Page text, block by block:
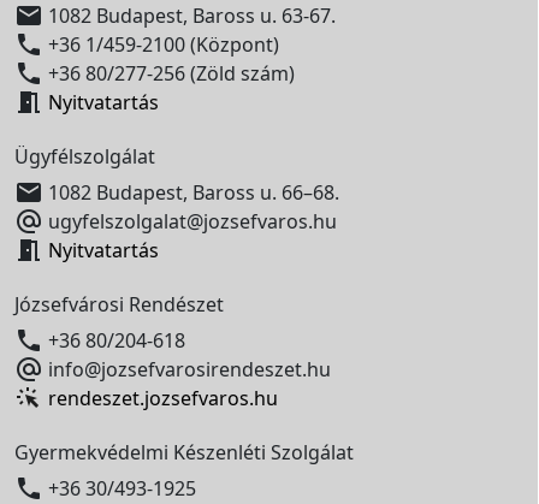
 1082 Budapest, Baross u. 63-67.
 +36 1/459-2100 (Központ)
 +36 80/277-256 (Zöld szám)
 Nyitvatartás
Ügyfélszolgálat
 1082 Budapest, Baross u. 66–68.
 ugyfelszolgalat@jozsefvaros.hu
 Nyitvatartás
Józsefvárosi Rendészet
 +36 80/204-618
 info@jozsefvarosirendeszet.hu
rendeszet.jozsefvaros.hu
Gyermekvédelmi Készenléti Szolgálat
 +36 30/493-1925